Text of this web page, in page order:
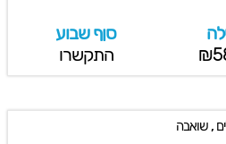
סןף שבוע
התקשרו
, שואבה